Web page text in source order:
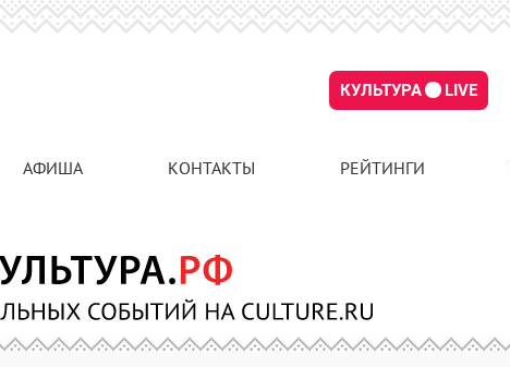
КУЛЬТУРА LIVE
АФИША КОНТАКТЫ РЕЙТИНГИ